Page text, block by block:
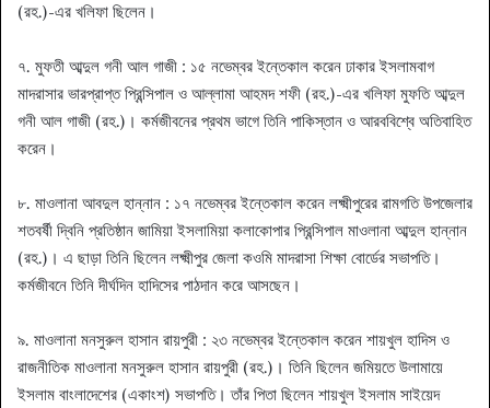
(রহ.)-এর খলিফা ছিলেন।
৭. মুফতী আব্দুল গনী আল গাজী : ১৫ নভেম্বর ইন্তেকাল করেন ঢাকার ইসলামবাগ
মাদরাসার ভারপ্রাপ্ত প্রিন্সিপাল ও আল্লামা আহমদ শফী (রহ.)-এর খলিফা মুফতি আব্দুল
গনী আল গাজী (রহ.)। কর্মজীবনের প্রথম ভাগে তিনি পাকিস্তান ও আরববিশ্বে অতিবাহিত
করেন।
৮. মাওলানা আবদুল হান্নান : ১৭ নভেম্বর ইন্তেকাল করেন লক্ষ্মীপুরের রামগতি উপজেলার
শতবর্ষী দ্বিনি প্রতিষ্ঠান জামিয়া ইসলামিয়া কলাকোপার প্রিন্সিপাল মাওলানা আব্দুল হান্নান
(রহ.)। এ ছাড়া তিনি ছিলেন লক্ষ্মীপুর জেলা কওমি মাদরাসা শিক্ষা বোর্ডের সভাপতি।
কর্মজীবনে তিনি দীর্ঘদিন হাদিসের পাঠদান করে আসছেন।
৯. মাওলানা মনসুরুল হাসান রায়পুরী : ২৩ নভেম্বর ইন্তেকাল করেন শায়খুল হাদিস ও
রাজনীতিক মাওলানা মনসুরুল হাসান রায়পুরী (রহ.)। তিনি ছিলেন জমিয়তে উলামায়ে
ইসলাম বাংলাদেশের (একাংশ) সভাপতি। তাঁর পিতা ছিলেন শায়খুল ইসলাম সাইয়েদ